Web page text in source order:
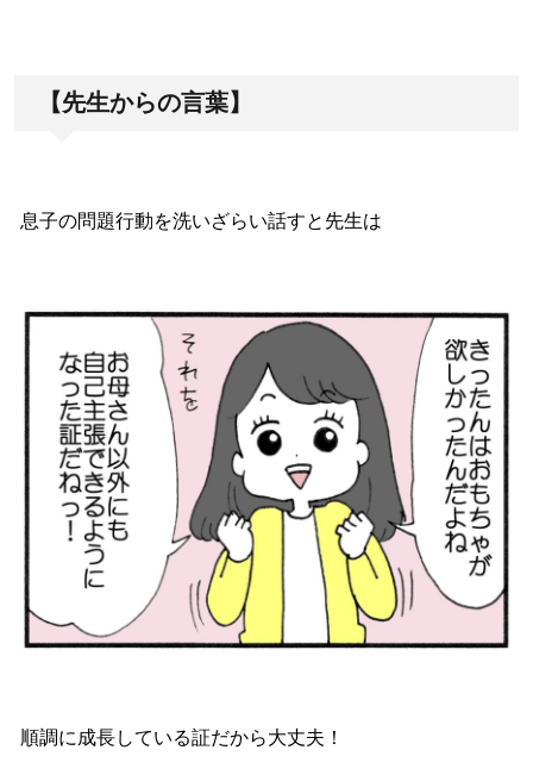
【先生からの言葉】
息子の問題行動を洗いざらい話すと先生は
順調に成長している証だから大丈夫！